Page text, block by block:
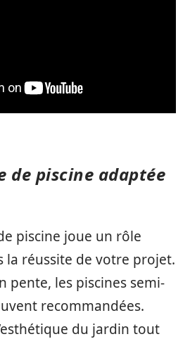
de piscine adaptée
piscine joue un rôle
la réussite de votre projet.
pente, les piscines semi-
recommandées.
du jardin tout